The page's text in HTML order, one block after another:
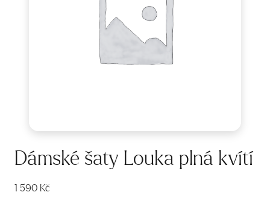
Dámské šaty Louka plná kvítí
1 590 Kč